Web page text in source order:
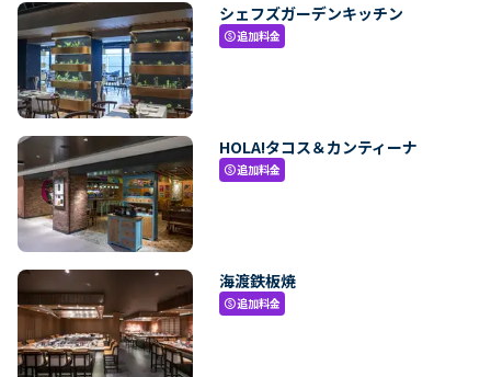
シェフズガーデンキッチン
paid追加料金
HOLA!タコス＆カンティーナ
paid追加料金
海渡鉄板焼
paid追加料金